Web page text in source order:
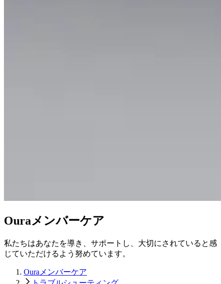
Ouraメンバーケア
私たちはあなたを導き、サポートし、大切にされていると感
じていただけるよう努めています。
Ouraメンバーケア